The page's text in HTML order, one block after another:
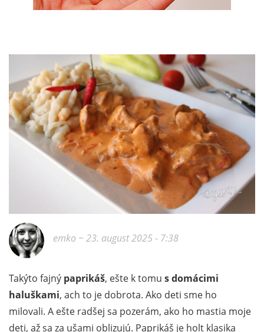
emko ~ 23. august 2025 - 7:38
Takýto fajný paprikáš, ešte k tomu s domácimi
haluškami, ach to je dobrota. Ako deti sme ho
milovali. A ešte radšej sa pozerám, ako ho mastia moje
deti, až sa za ušami oblizujú. Paprikáš je holt klasika